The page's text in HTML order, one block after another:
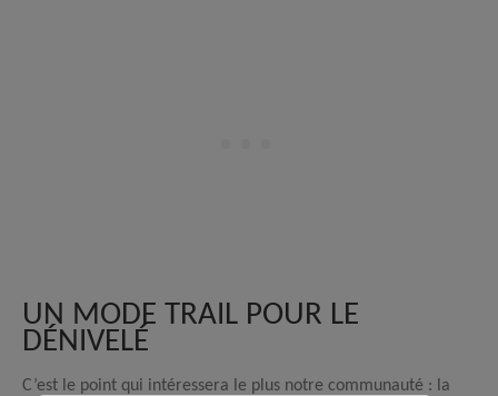
UN MODE TRAIL POUR LE
DÉNIVELÉ
C’est le point qui intéressera le plus notre communauté : la